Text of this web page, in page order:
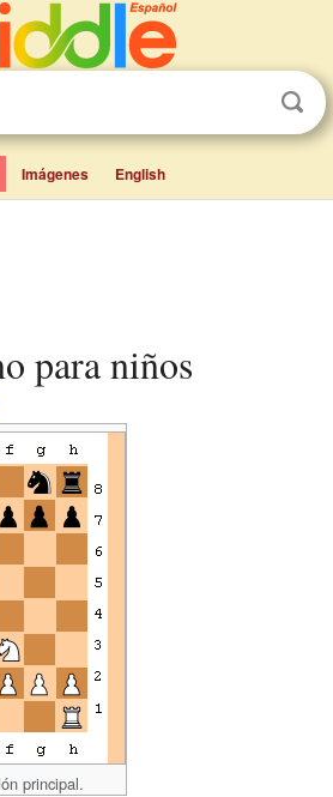
Imágenes English
para niños
principal.